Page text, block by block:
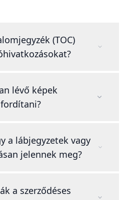
(TOC)
lévő képek
a lábjegyzetek vagy
jelennek meg?
a szerződéses